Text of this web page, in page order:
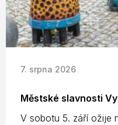
7. srpna 2026
Městské slavnosti
V sobotu 5. září ožije